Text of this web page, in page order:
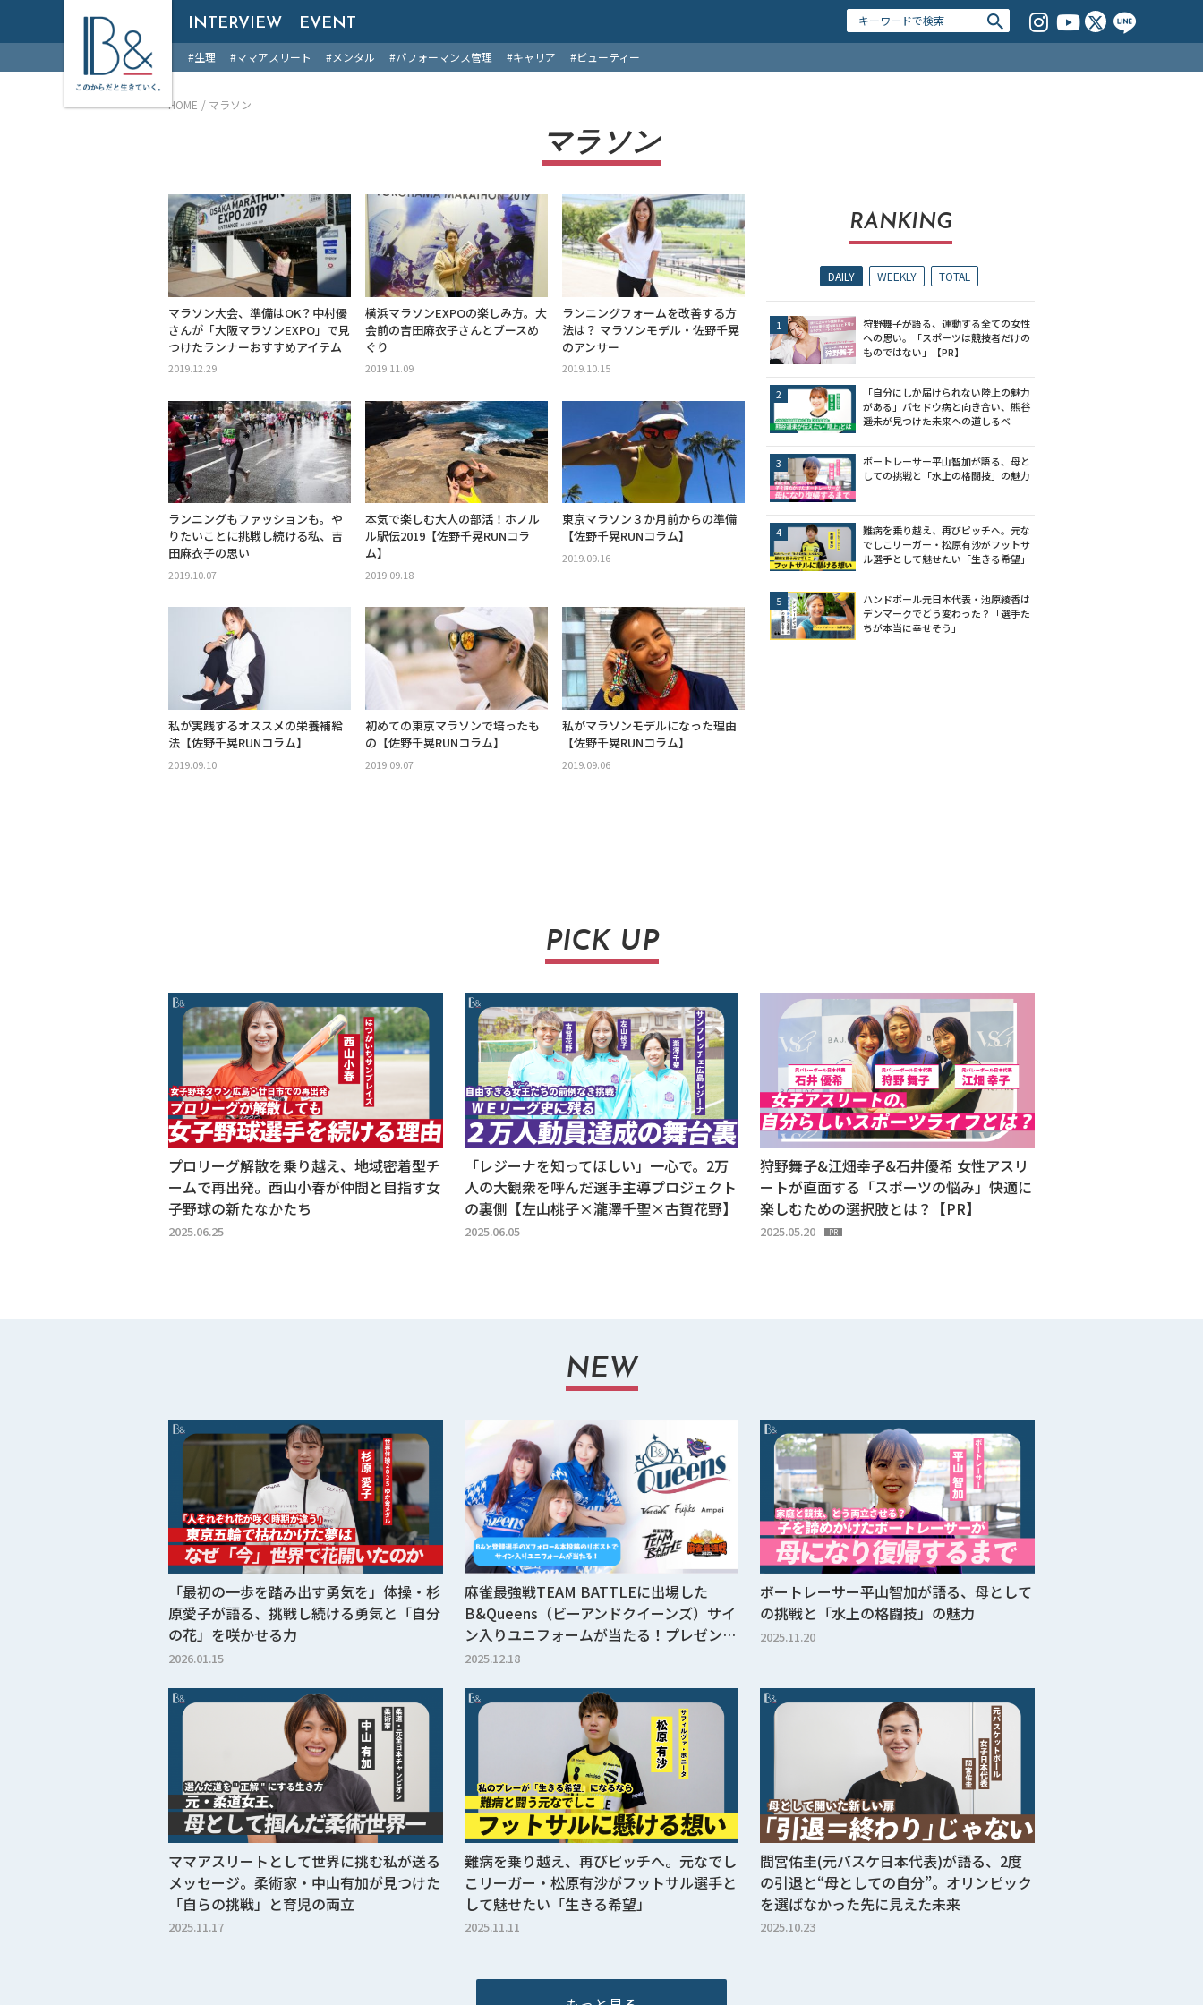
B &
INTERVIEW EVENT
#生理 #ママアスリート #メンタル #パフォーマンス管理 #キャリア #ビューティー
HOME マラソン
マラソン
マラソン大会、準備はOK？中村優
さんが「大阪マラソンEXPO」で見
つけたランナーおすすめアイテム
2019.12.29
横浜マラソンEXPOの楽しみ方。大
会前の吉田麻衣子さんとブースめ
ぐり
2019.11.09
ランニングフォームを改善する方
法は？ マラソンモデル・佐野千晃
のアンサー
2019.10.15
ランニングもファッションも。や
りたいことに挑戦し続ける私、吉
田麻衣子の思い
2019.10.07
本気で楽しむ大人の部活！ホノル
ル駅伝2019【佐野千晃RUNコラ
ム】
2019.09.18
東京マラソン３か月前からの準備
【佐野千晃RUNコラム】
2019.09.16
私が実践するオススメの栄養補給
法【佐野千晃RUNコラム】
2019.09.10
初めての東京マラソンで培ったも
の【佐野千晃RUNコラム】
2019.09.07
私がマラソンモデルになった理由
【佐野千晃RUNコラム】
2019.09.06
RANKING
DAILY WEEKLY TOTAL
狩野舞子が語る、運動する全ての女性
への思い。「スポーツは競技者だけの
ものではない」【PR】
「自分にしか届けられない陸上の魅力
がある」バセドウ病と向き合い、熊谷
遥未が見つけた未来への道しるべ
ボートレーサー平山智加が語る、母と
しての挑戦と「水上の格闘技」の魅力
難病を乗り越え、再びピッチへ。元な
でしこリーガー・松原有沙がフットサ
ル選手として魅せたい「生きる希望」
ハンドボール元日本代表・池原綾香は
デンマークでどう変わった？「選手た
ちが本当に幸せそう」
PICK UP
プロリーグ解散を乗り越え、地域密着型チ
ームで再出発。西山小春が仲間と目指す女
子野球の新たなかたち
2025.06.25
「レジーナを知ってほしい」一心で。2万
人の大観衆を呼んだ選手主導プロジェクト
の裏側【左山桃子×瀧澤千聖×古賀花野】
2025.06.05
狩野舞子&江畑幸子&石井優希 女性アスリ
ートが直面する「スポーツの悩み」快適に
楽しむための選択肢とは？【PR】
2025.05.20 PR
NEW
「最初の一歩を踏み出す勇気を」体操・杉
原愛子が語る、挑戦し続ける勇気と「自分
の花」を咲かせる力
2026.01.15
麻雀最強戦TEAM BATTLEに出場した
B&Queens（ビーアンドクイーンズ）サイ
ン入りユニフォームが当たる！プレゼン…
2025.12.18
ボートレーサー平山智加が語る、母として
の挑戦と「水上の格闘技」の魅力
2025.11.20
ママアスリートとして世界に挑む私が送る
メッセージ。柔術家・中山有加が見つけた
「自らの挑戦」と育児の両立
2025.11.17
難病を乗り越え、再びピッチへ。元なでし
こリーガー・松原有沙がフットサル選手と
して魅せたい「生きる希望」
2025.11.11
間宮佑圭(元バスケ日本代表)が語る、2度
の引退と“母としての自分”。オリンピック
を選ばなかった先に見えた未来
2025.10.23